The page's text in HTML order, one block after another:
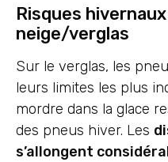
Risques
neige/verglas
Sur le verglas, les
leurs limites les plus
mordre dans la glace
des pneus hiver. Les
s’allongent